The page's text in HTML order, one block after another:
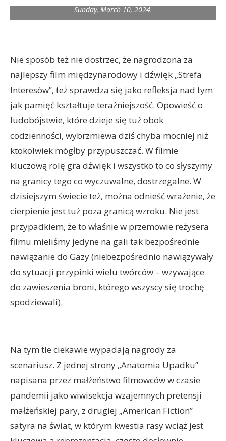
Sunday, March 10, 2024.
Nie sposób też nie dostrzec, że nagrodzona za
najlepszy film międzynarodowy i dźwięk „Strefa
Interesów”, też sprawdza się jako refleksja nad tym
jak pamięć kształtuje teraźniejszość. Opowieść o
ludobójstwie, które dzieje się tuż obok
codzienności, wybrzmiewa dziś chyba mocniej niż
ktokolwiek mógłby przypuszczać. W filmie
kluczową rolę gra dźwięk i wszystko to co słyszymy
na granicy tego co wyczuwalne, dostrzegalne. W
dzisiejszym świecie też, można odnieść wrażenie, że
cierpienie jest tuż poza granicą wzroku. Nie jest
przypadkiem, że to właśnie w przemowie reżysera
filmu mieliśmy jedyne na gali tak bezpośrednie
nawiązanie do Gazy (niebezpośrednio nawiązywały
do sytuacji przypinki wielu twórców – wzywające
do zawieszenia broni, którego wszyscy się trochę
spodziewali).
Na tym tle ciekawie wypadają nagrody za
scenariusz. Z jednej strony „Anatomia Upadku”
napisana przez małżeństwo filmowców w czasie
pandemii jako wiwisekcja wzajemnych pretensji
małżeńskiej pary, z drugiej „American Fiction”
satyra na świat, w którym kwestia rasy wciąż jest